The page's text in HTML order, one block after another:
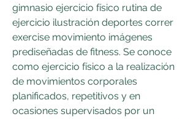
gimnasio ejercicio físico rutina de
ejercicio ilustración deportes correr
exercise movimiento imágenes
prediseñadas de fitness. Se conoce
como ejercicio físico a la realización
de movimientos corporales
planificados, repetitivos y en
ocasiones supervisados por un